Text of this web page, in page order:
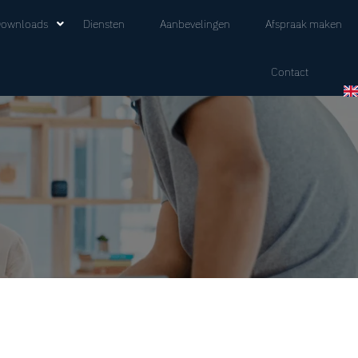
Diensten Aanbevelingen Afspraak maken
Contact